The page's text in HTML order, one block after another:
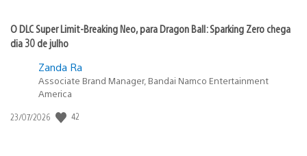
O DLC Super Limit-Breaking Neo, para Dragon Ball: Sparking Zero chega
dia 30 de julho
Zanda Ra
Associate Brand Manager, Bandai Namco Entertainment
America
Data
23/07/2026 42